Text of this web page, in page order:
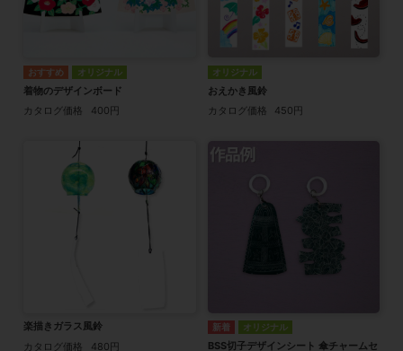
オリジナル
着物のデザインボード
カタログ価格
400円
オリジナル
おえかき風鈴
カタログ価格
450円
楽描きガラス風鈴
カタログ価格
480円
オリジナル
BSS切子デザインシート 傘チャームセ